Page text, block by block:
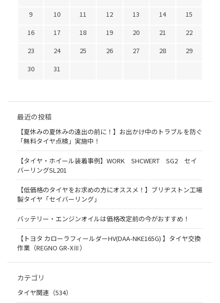
9
10 11 12 13 14
15
16
17 18 19 20 21
22
23
24 25 26 27 28
29
30
31
最近の投稿
【夏休みの夏休みの遠出の前に！】お出かけ中のトラブルを防ぐ
「無料タイヤ点検」実施中！
【タイヤ・ホイール装着事例】WORK SHCWERT SG2 セイ
バーリングSL201
【低価格のタイヤをお求めの方にオススメ！】ブリヂストン工場
製タイヤ「セイバーリング」
バッテリー・エンジンオイルは価格改定前の今がおすすめ！
【トヨタ カローラフィールダーHV(DAA-NKE165G) 】タイヤ交換
作業（REGNO GR-XⅢ）
カテゴリ
タイヤ関連（534）